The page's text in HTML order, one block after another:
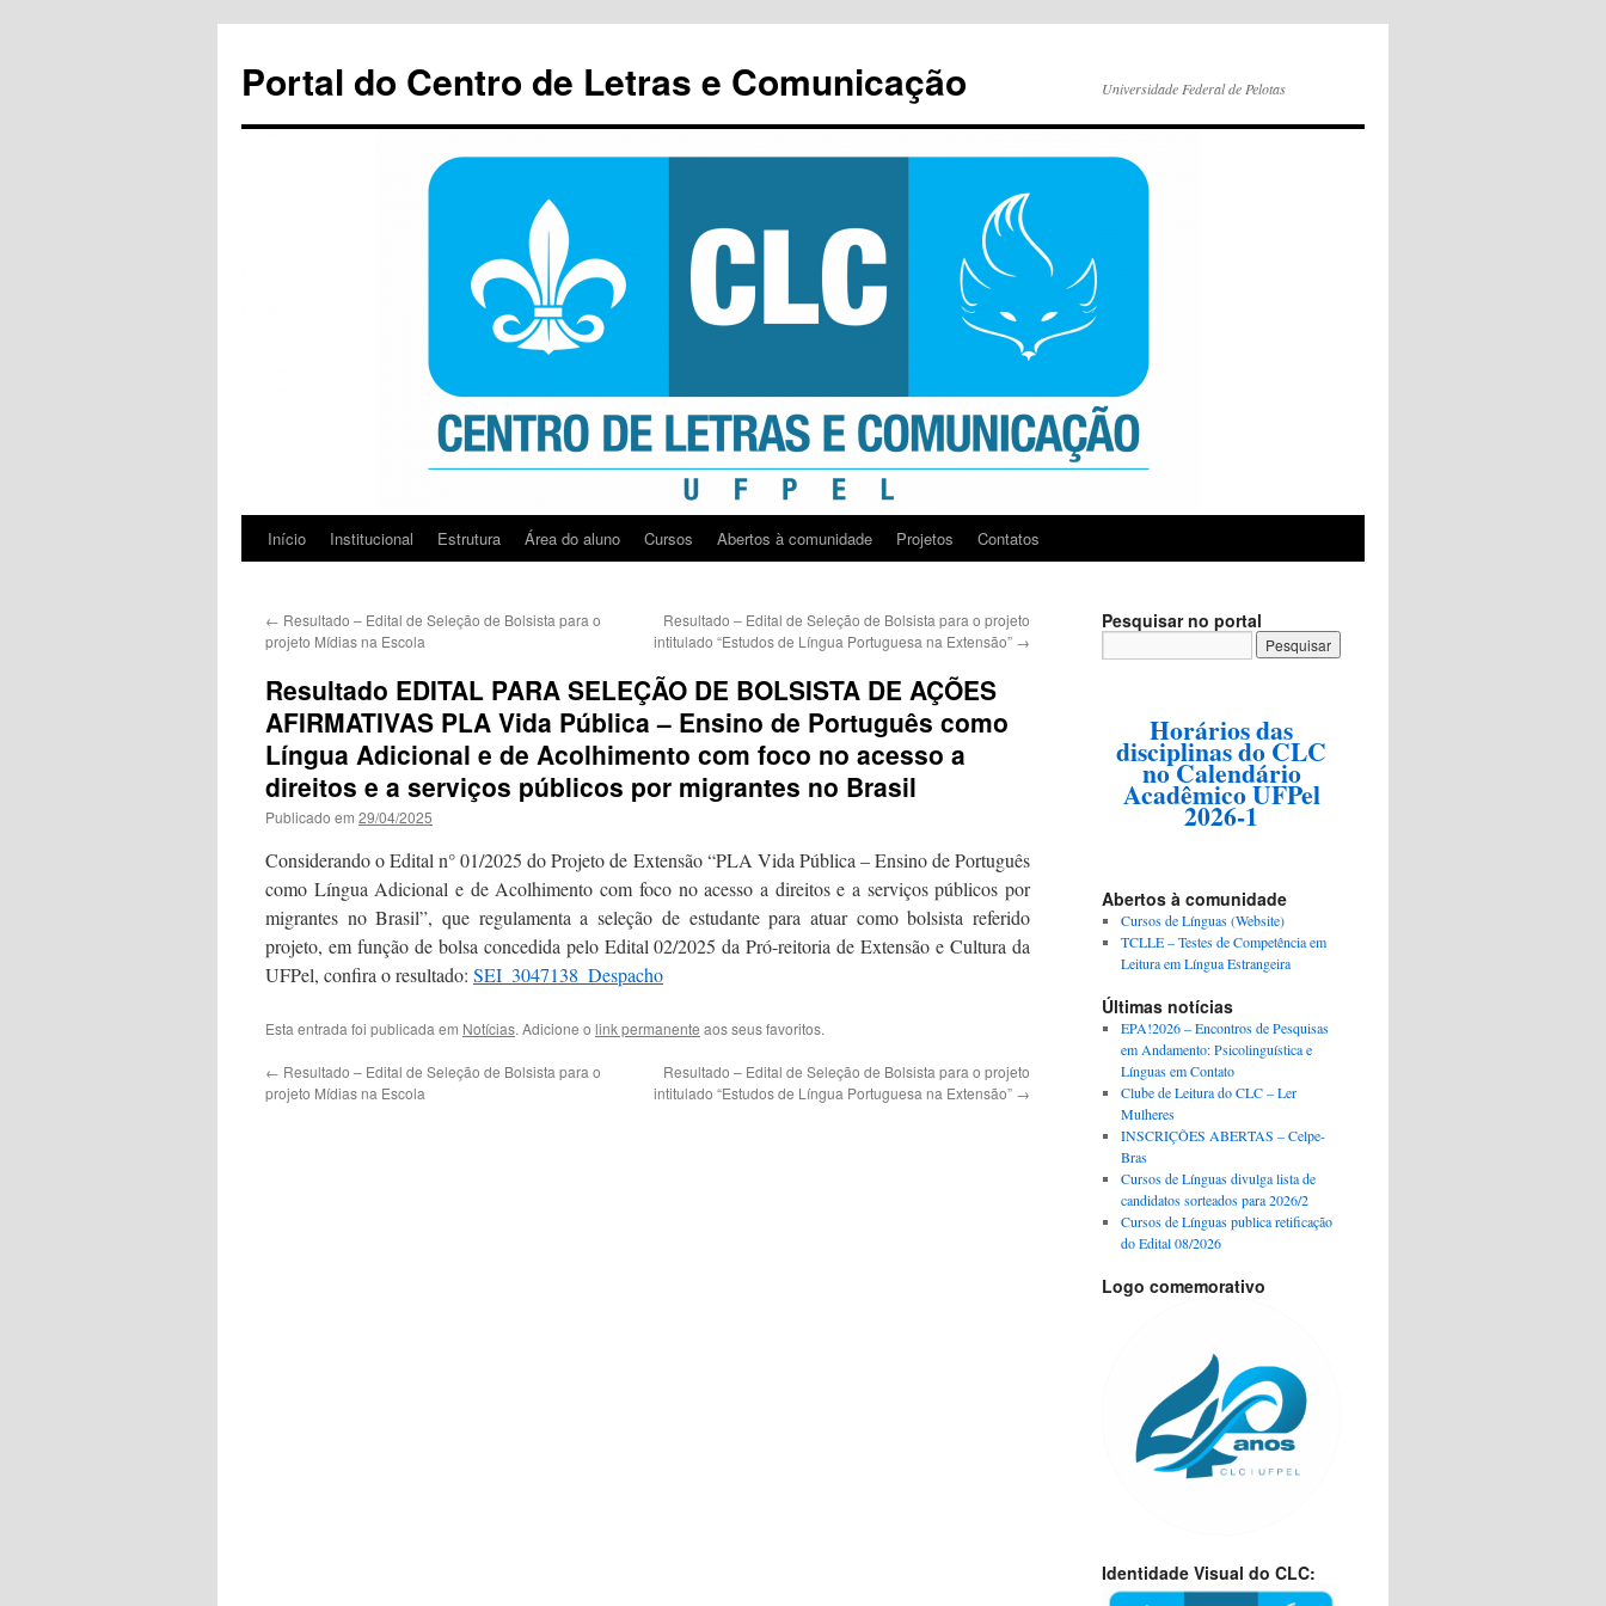
conteúdo
Portal do Centro de Letras e Comunicação Universidade Federal de Pelotas
Início Institucional Estrutura Área do aluno Cursos Abertos à comunidade Projetos Contatos
← Resultado – Edital de Seleção de Bolsista para o
projeto Mídias na Escola
Resultado – Edital de Seleção de Bolsista para o projeto
intitulado “Estudos de Língua Portuguesa na Extensão” →
Resultado EDITAL PARA SELEÇÃO DE BOLSISTA DE AÇÕES
AFIRMATIVAS PLA Vida Pública – Ensino de Português como
Língua Adicional e de Acolhimento com foco no acesso a
direitos e a serviços públicos por migrantes no Brasil
Publicado em 29/04/2025
Considerando o Edital n° 01/2025 do Projeto de Extensão “PLA Vida Pública – Ensino de Português
como Língua Adicional e de Acolhimento com foco no acesso a direitos e a serviços públicos por
migrantes no Brasil”, que regulamenta a seleção de estudante para atuar como bolsista referido
projeto, em função de bolsa concedida pelo Edital 02/2025 da Pró-reitoria de Extensão e Cultura da
UFPel, confira o resultado: SEI_3047138_Despacho
Esta entrada foi publicada em Notícias. Adicione o link permanente aos seus favoritos.
← Resultado – Edital de Seleção de Bolsista para o
projeto Mídias na Escola
Resultado – Edital de Seleção de Bolsista para o projeto
intitulado “Estudos de Língua Portuguesa na Extensão” →
Pesquisar no portal
Horários das
disciplinas do CLC
no Calendário
Acadêmico UFPel
2026-1
Abertos à comunidade
Cursos de Línguas (Website)
TCLLE – Testes de Competência em
Leitura em Língua Estrangeira
Últimas notícias
EPA!2026 – Encontros de Pesquisas
em Andamento: Psicolinguística e
Línguas em Contato
Clube de Leitura do CLC – Ler
Mulheres
INSCRIÇÕES ABERTAS – Celpe-
Bras
Cursos de Línguas divulga lista de
candidatos sorteados para 2026/2
Cursos de Línguas publica retificação
do Edital 08/2026
Logo comemorativo
Identidade Visual do CLC: